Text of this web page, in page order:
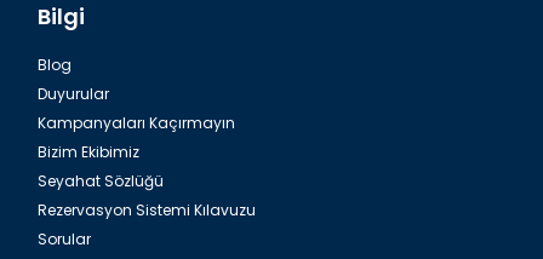
Bilgi
Blog
Duyurular
Kampanyaları Kaçırmayın
Bizim Ekibimiz
Seyahat Sözlüğü
Rezervasyon Sistemi Kılavuzu
Sorular